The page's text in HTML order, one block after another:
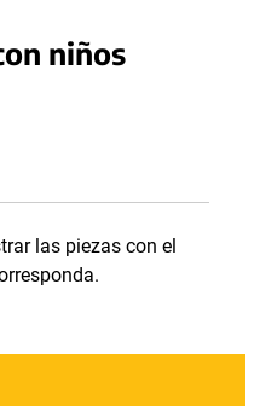
niños
las piezas con el